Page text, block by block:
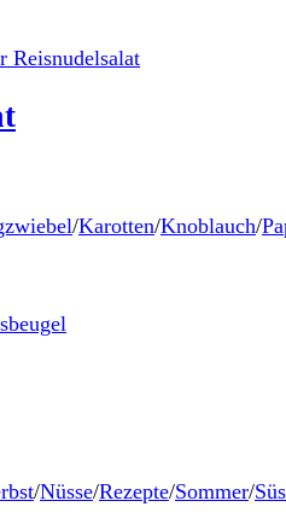
/Karotten/Knoblauch/
/Nüsse/Rezepte/Sommer/